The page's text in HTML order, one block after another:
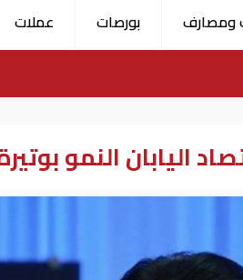
ومصارف بورصات عملات
اليابان النمو